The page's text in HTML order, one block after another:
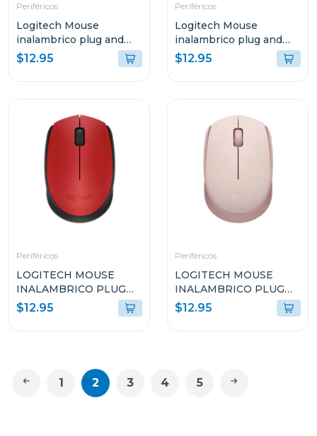
Periféricos
Logitech Mouse
inalambrico plug and
play gris azulado m170
$12.95
Periféricos
Logitech Mouse
inalambrico plug and
play negro m170
$12.95
Periféricos
LOGITECH MOUSE
INALAMBRICO PLUG
AND PLAY ROJO M170
$12.95
Periféricos
LOGITECH MOUSE
INALAMBRICO PLUG
AND PLAY ROSADO
M170
$12.95
1 2 3 4 5